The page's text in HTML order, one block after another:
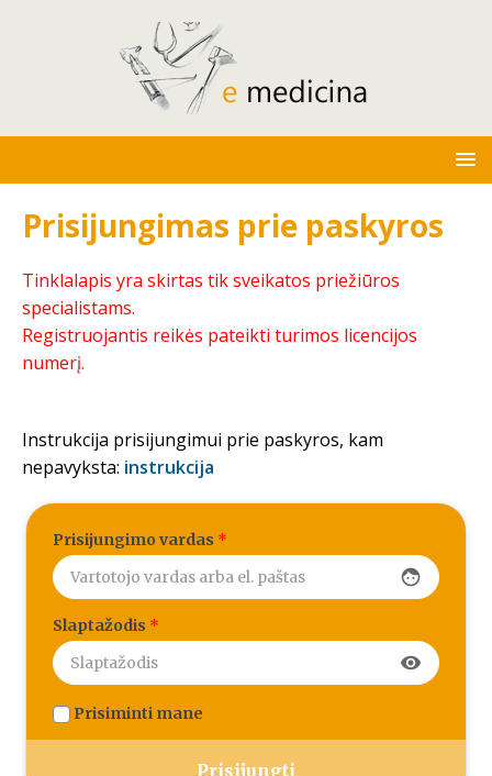
Prisijungimas prie paskyros
Tinklalapis yra skirtas tik sveikatos priežiūros
specialistams.
Registruojantis reikės pateikti turimos licencijos
numerį.
Instrukcija prisijungimui prie paskyros, kam
nepavyksta: instrukcija
Prisijungimo vardas *
face
Slaptažodis *
visibility
Prisiminti mane